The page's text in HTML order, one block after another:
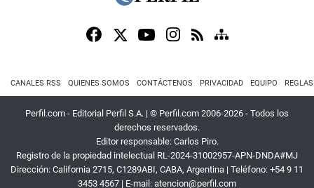
CANALES RSS QUIENES SOMOS CONTÁCTENOS PRIVACIDAD EQUIPO
Perfil.com - Editorial Perfil S.A. | © Perfil.com 2006-2026 - Todos los
derechos reservados.
Editor responsable: Carlos Piro.
Registro de la propiedad intelectual RL-2024-31002957-APN-DNDA#MJ
Dirección: California 2715, C1289ABI, CABA, Argentina | Teléfono: +54 9 11
3453 4567 | E-mail: atencion@perfil.com